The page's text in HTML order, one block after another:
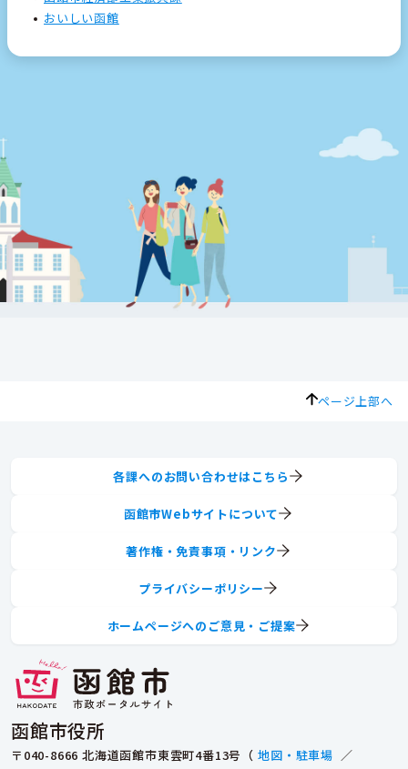
おいしい函館
ページ上部へ
函館市役所
〒040-8666 北海道函館市東雲町4番13号（ 地図・駐車場 ／
各課へのお問い合わせはこちら
函館市Webサイトについて
著作権・免責事項・リンク
プライバシーポリシー
ホームページへのご意見・ご提案